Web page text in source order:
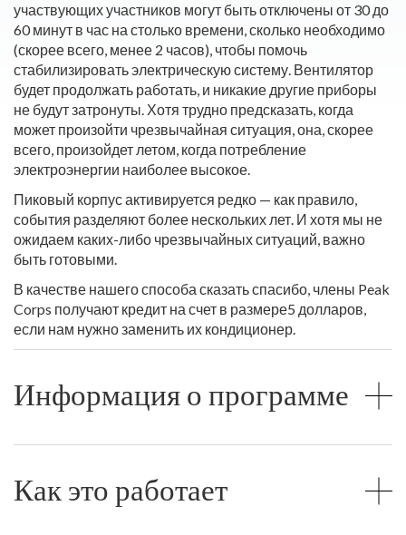
участвующих участников могут быть отключены от 30 до
60 минут в час на столько времени, сколько необходимо
(скорее всего, менее 2 часов), чтобы помочь
стабилизировать электрическую систему. Вентилятор
будет продолжать работать, и никакие другие приборы
не будут затронуты. Хотя трудно предсказать, когда
может произойти чрезвычайная ситуация, она, скорее
всего, произойдет летом, когда потребление
электроэнергии наиболее высокое.
Пиковый корпус активируется редко — как правило,
события разделяют более нескольких лет. И хотя мы не
ожидаем каких-либо чрезвычайных ситуаций, важно
быть готовыми.
В качестве нашего способа сказать спасибо, члены Peak
Corps получают кредит на счет в размере5 долларов,
если нам нужно заменить их кондиционер.
Информация о программе
Как это работает